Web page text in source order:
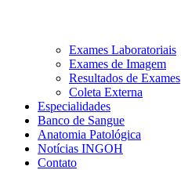
Exames Laboratoriais
Exames de Imagem
Resultados de Exames
Coleta Externa
Especialidades
Banco de Sangue
Anatomia Patológica
Notícias INGOH
Contato